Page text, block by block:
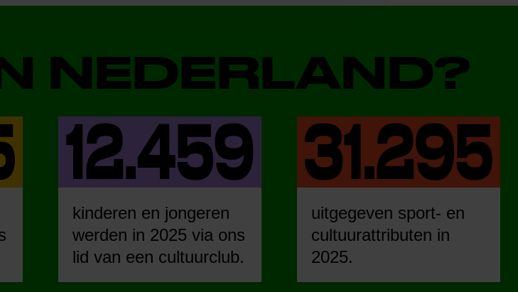
NEDERLAND?
kinderen en jongeren
werden in 2025 via ons
lid van een cultuurclub.
uitgegeven sport- en
cultuurattributen in
2025.